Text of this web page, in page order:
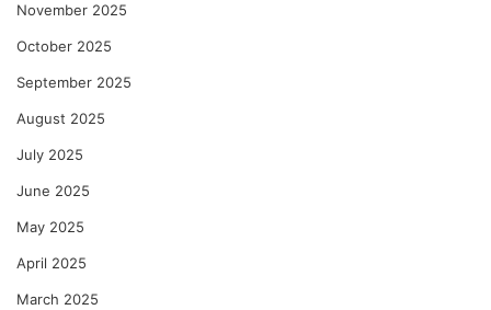
November 2025
October 2025
September 2025
August 2025
July 2025
June 2025
May 2025
April 2025
March 2025